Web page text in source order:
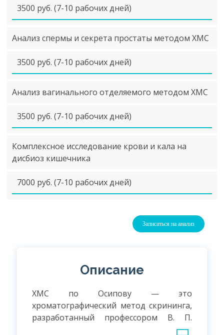
3500 руб. (7-10 рабочих дней)
Анализ спермы и секрета простаты методом ХМС
3500 руб. (7-10 рабочих дней)
Анализ вагинального отделяемого методом ХМС
3500 руб. (7-10 рабочих дней)
Комплексное исследование крови и кала на
дисбиоз кишечника
7000 руб. (7-10 рабочих дней)
Записаться на анализ
Описание
ХМС по Осипову — это
хроматографический метод скрининга,
разработанный профессором В. П.
Осиповым (НИИ эпидемиологии и